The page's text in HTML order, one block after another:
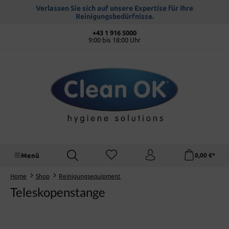
springenVerlassen Sie sich auf unsere Expertise für Ihre
Reinigungsbedürfnisse.
+43 1 916 5000
9:00 bis 18:00 Uhr
Menü 0,00 €*
Home Shop Reinigungsequipment
Teleskopenstange